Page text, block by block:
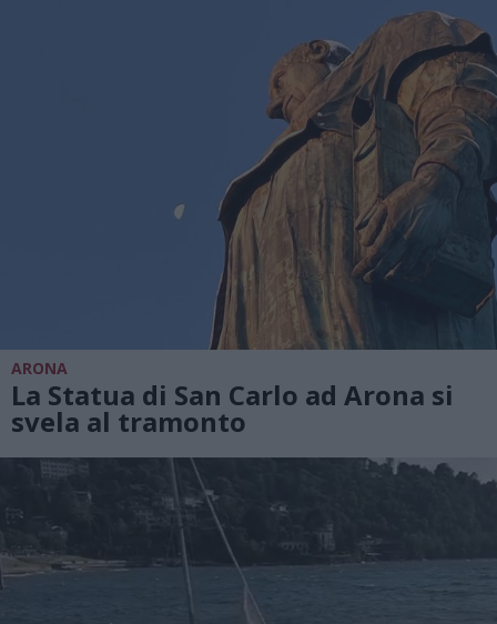
ARONA
La Statua di San Carlo ad Arona si
svela al tramonto